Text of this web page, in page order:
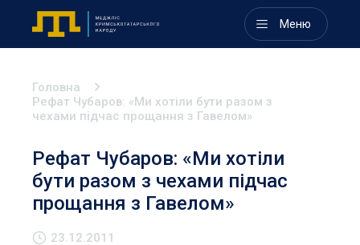
Меню
Головна
Рефат Чубаров: «Ми хотіли бути разом з
чехами підчас прощання з Гавелом»
Рефат Чубаров: «Ми хотіли
бути разом з чехами підчас
прощання з Гавелом»
23.12.2011